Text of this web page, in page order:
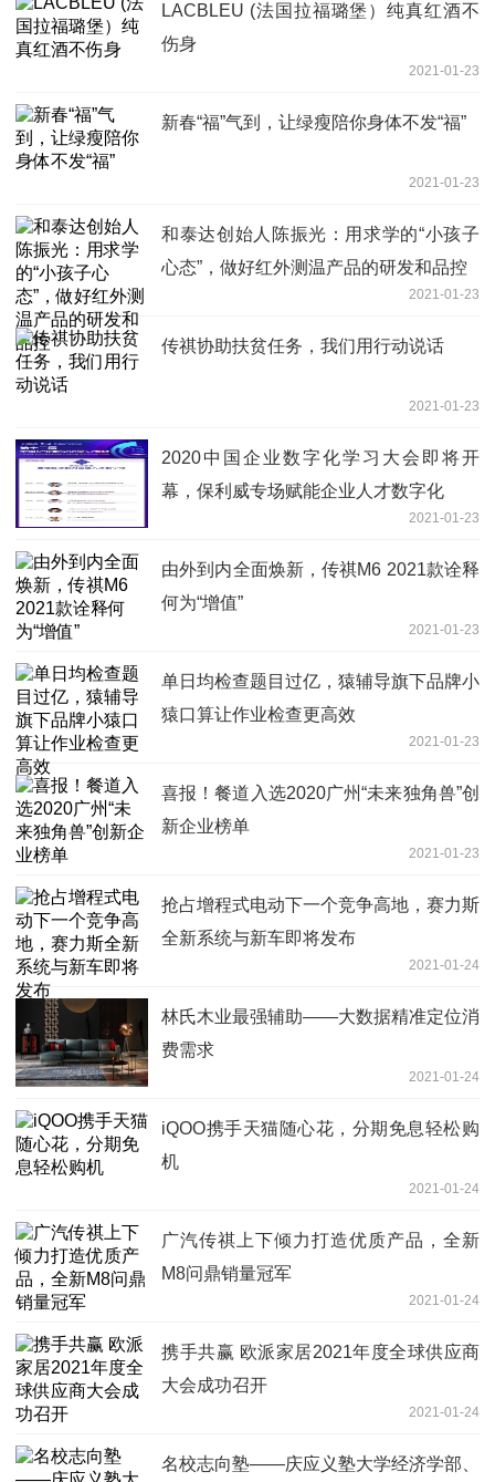
LACBLEU (法国拉福璐堡）纯真红酒不
伤身
2021-01-23
新春“福”气到，让绿瘦陪你身体不发“福”
2021-01-23
和泰达创始人陈振光：用求学的“小孩子
心态”，做好红外测温产品的研发和品控
2021-01-23
传祺协助扶贫任务，我们用行动说话
2021-01-23
2020中国企业数字化学习大会即将开
幕，保利威专场赋能企业人才数字化
2021-01-23
由外到内全面焕新，传祺M6 2021款诠释
何为“增值”
2021-01-23
单日均检查题目过亿，猿辅导旗下品牌小
猿口算让作业检查更高效
2021-01-23
喜报！餐道入选2020广州“未来独角兽”创
新企业榜单
2021-01-23
抢占增程式电动下一个竞争高地，赛力斯
全新系统与新车即将发布
2021-01-24
林氏木业最强辅助——大数据精准定位消
费需求
2021-01-24
iQOO携手天猫随心花，分期免息轻松购
机
2021-01-24
广汽传祺上下倾力打造优质产品，全新
M8问鼎销量冠军
2021-01-24
携手共赢 欧派家居2021年度全球供应商
大会成功召开
2021-01-24
名校志向塾——庆应义塾大学经济学部、